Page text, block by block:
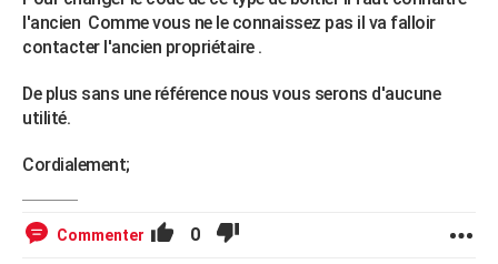
l'ancien Comme vous ne le connaissez pas il va falloir
contacter l'ancien propriétaire .
De plus sans une référence nous vous serons d'aucune
utilité.
Cordialement;
Commenter 0